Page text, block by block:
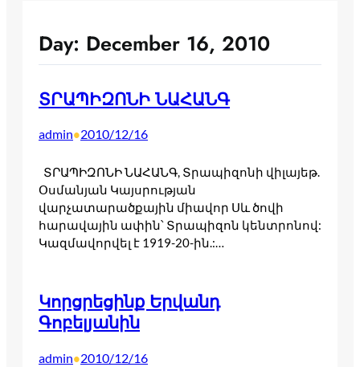
Day: December 16, 2010
ՏՐԱՊԻԶՈՆԻ ՆԱՀԱՆԳ
admin•2010/12/16
ՏՐԱՊԻԶՈՆԻ ՆԱՀԱՆԳ, Տրապիզոնի վիլայեթ.
Օսմանյան Կայսրության
վարչատարածքային միավոր Սև ծովի
հարավային ափին՝ Տրապիզոն կենտրոնով:
Կազմավորվել է 1919-20-ին.:…
Կորցրեցինք Երվանդ
Գոբելյանին
admin•2010/12/16